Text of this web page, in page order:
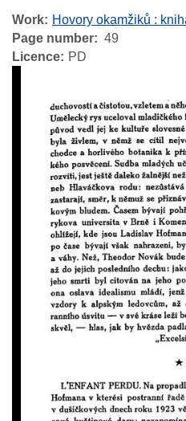
Work
Hovory okamžiků :
Page number
49
Licence
PD